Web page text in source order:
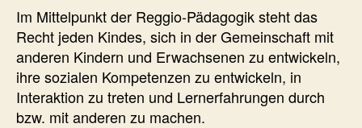
Im Mittelpunkt der Reggio-Pädagogik steht das
Recht jeden Kindes, sich in der Gemeinschaft mit
anderen Kindern und Erwachsenen zu entwickeln,
ihre sozialen Kompetenzen zu entwickeln, in
Interaktion zu treten und Lernerfahrungen durch
bzw. mit anderen zu machen.